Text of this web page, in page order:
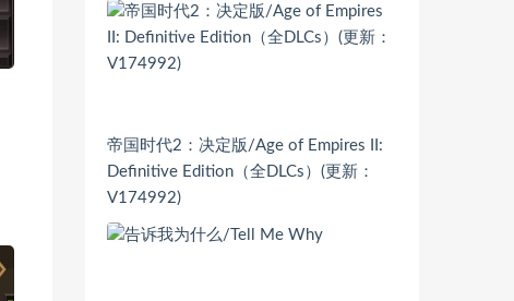
帝国时代2：决定版/Age of Empires II:
Definitive Edition（全DLCs）(更新：
V174992)